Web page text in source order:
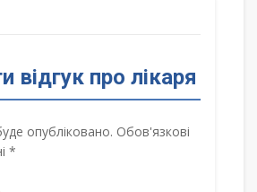
відгук про лікаря
опубліковано. Обов'язкові
*